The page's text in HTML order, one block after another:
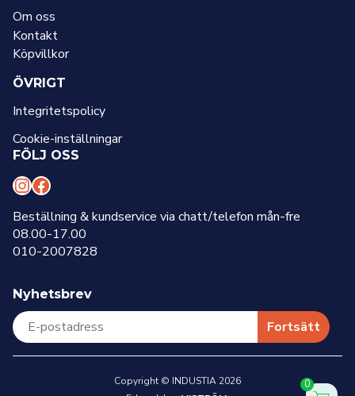
Om oss
Kontakt
Köpvillkor
ÖVRIGT
Integritetspolicy
Cookie-inställningar
FÖLJ OSS
I
n
s
t
a
g
r
a
F
a
c
e
b
o
o
k
Beställning & kundservice via chatt/telefon mån-fre
08.00-17.00
010-2007828
Nyhetsbrev
Fortsätt
Copyright © INDUSTIA 2026
0